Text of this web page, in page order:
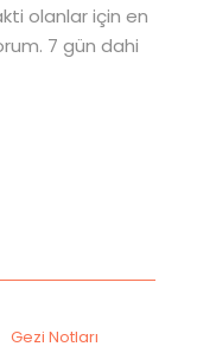
olanlar için en
7 gün dahi
Gezi Notları